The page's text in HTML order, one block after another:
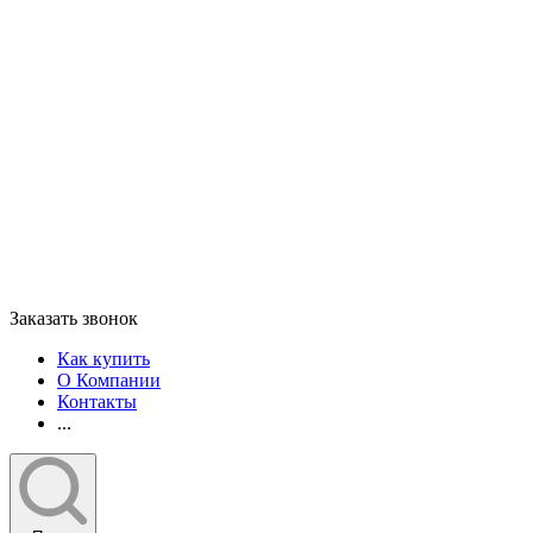
Заказать звонок
Как купить
О Компании
Контакты
...